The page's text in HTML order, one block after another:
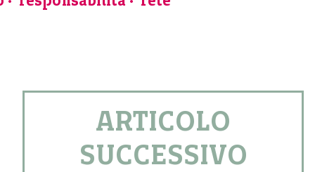
ARTICOLO
SUCCESSIVO